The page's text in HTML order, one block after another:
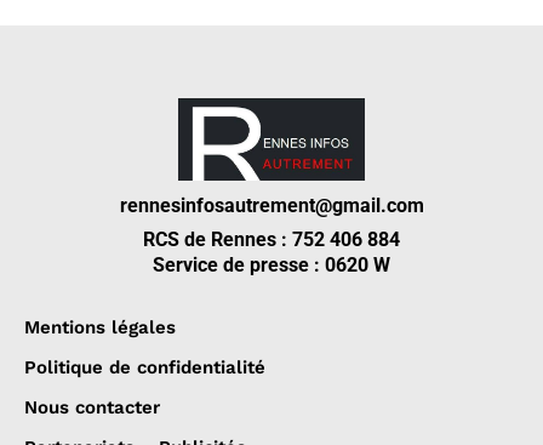
rennesinfosautrement@gmail.com
RCS de Rennes : 752 406 884
Service de presse : 0620 W
Mentions légales
Politique de confidentialité
Nous contacter